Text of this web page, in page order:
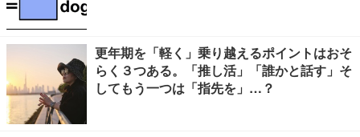
更年期を「軽く」乗り越えるポイントはおそ
らく３つある。「推し活」「誰かと話す」そ
してもう一つは「指先を」…？